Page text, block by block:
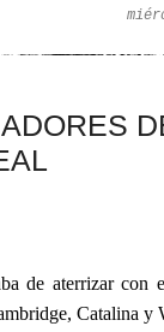
de aterrizar con
Catalina y